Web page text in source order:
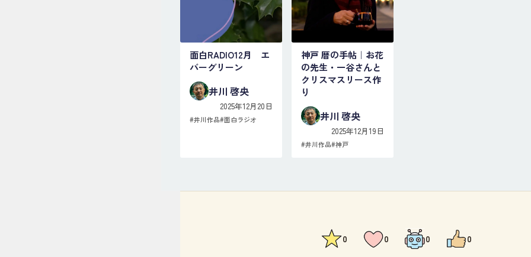
面白RADIO12月 エ
バーグリーン
井川 啓央
2025年12月20日
#井川作品#面白ラジオ
神戸 暦の手帖｜お花
の先生・一谷さんと
クリスマスリース作
り
井川 啓央
2025年12月19日
#井川作品#神戸
0 0 0 0